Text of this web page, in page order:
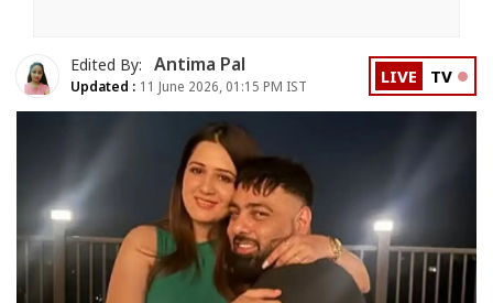
Edited By: Antima Pal
Updated : 11 June 2026, 01:15 PM IST LIVE TV